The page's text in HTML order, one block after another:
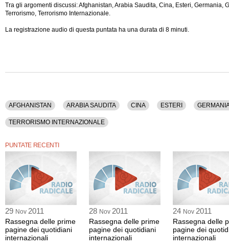
Tra gli argomenti discussi: Afghanistan, Arabia Saudita, Cina, Esteri, Germania,
Terrorismo, Terrorismo Internazionale.
La registrazione audio di questa puntata ha una durata di 8 minuti.
AFGHANISTAN ARABIA SAUDITA CINA ESTERI
TERRORISMO INTERNAZIONALE
PUNTATE RECENTI
29 Nov 2011
Rassegna delle prime
pagine dei quotidiani
internazionali
28 Nov 2011
Rassegna delle prime
pagine dei quotidiani
internazionali
24 Nov 2011
Rassegna delle
pagine dei
internazionali